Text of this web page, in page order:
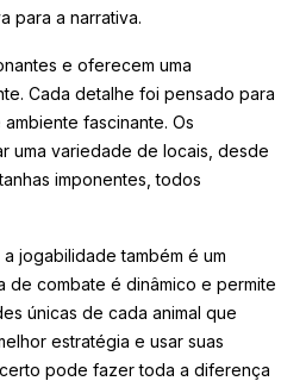
para a narrativa.
e oferecem uma
Cada detalhe foi pensado para
fascinante. Os
uma variedade de locais, desde
imponentes, todos
jogabilidade também é um
de combate é dinâmico e permite
únicas de cada animal que
estratégia e usar suas
pode fazer toda a diferença